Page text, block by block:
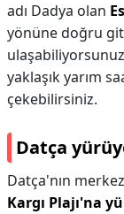
adı Dadya olan
yönüne doğru
yaklaşık yarım
çekebilirsiniz.
Datça
Datça'nın
Kargı Plajı'na